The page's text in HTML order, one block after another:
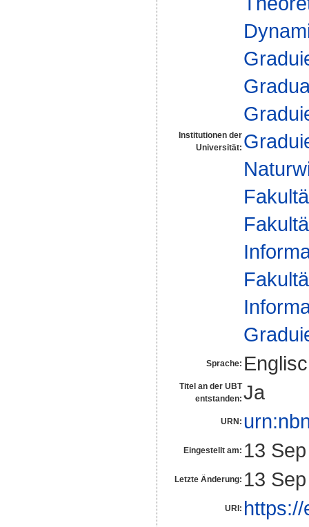
Institutionen der
Universität:
Sprache:
Titel an der UBT
entstanden: Ja
URN:
Eingestellt am: 13
Letzte Änderung: 13
URI: